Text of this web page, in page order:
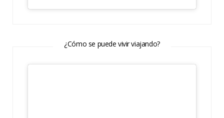
¿Cómo se puede vivir viajando?